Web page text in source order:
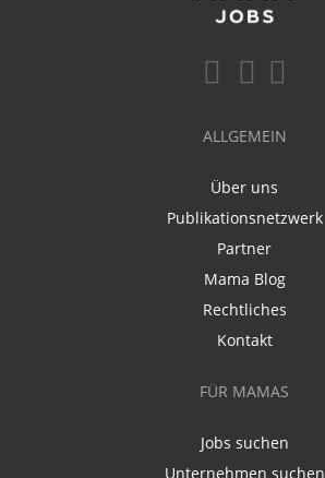
ALLGEMEIN
Über uns
Publikationsnetzwerk
Partner
Mama Blog
Rechtliches
Kontakt
FÜR MAMAS
Jobs suchen
Unternehmen suchen